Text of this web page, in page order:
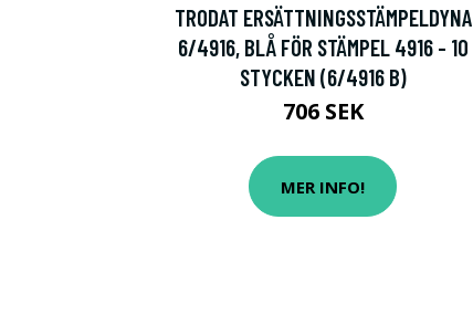
TRODAT ERSÄTTNINGSSTÄMPELDYNA
6/4916, BLÅ FÖR STÄMPEL 4916 - 10
STYCKEN (6/4916 B)
706 SEK
MER INFO!